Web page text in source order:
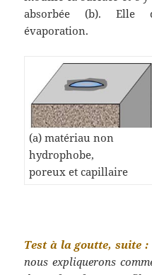
absorbée (b). Elle
évaporation.
(a) matériau non
hydrophobe,
poreux et capillaire
Test à la goutte, suite :
nous expliquerons